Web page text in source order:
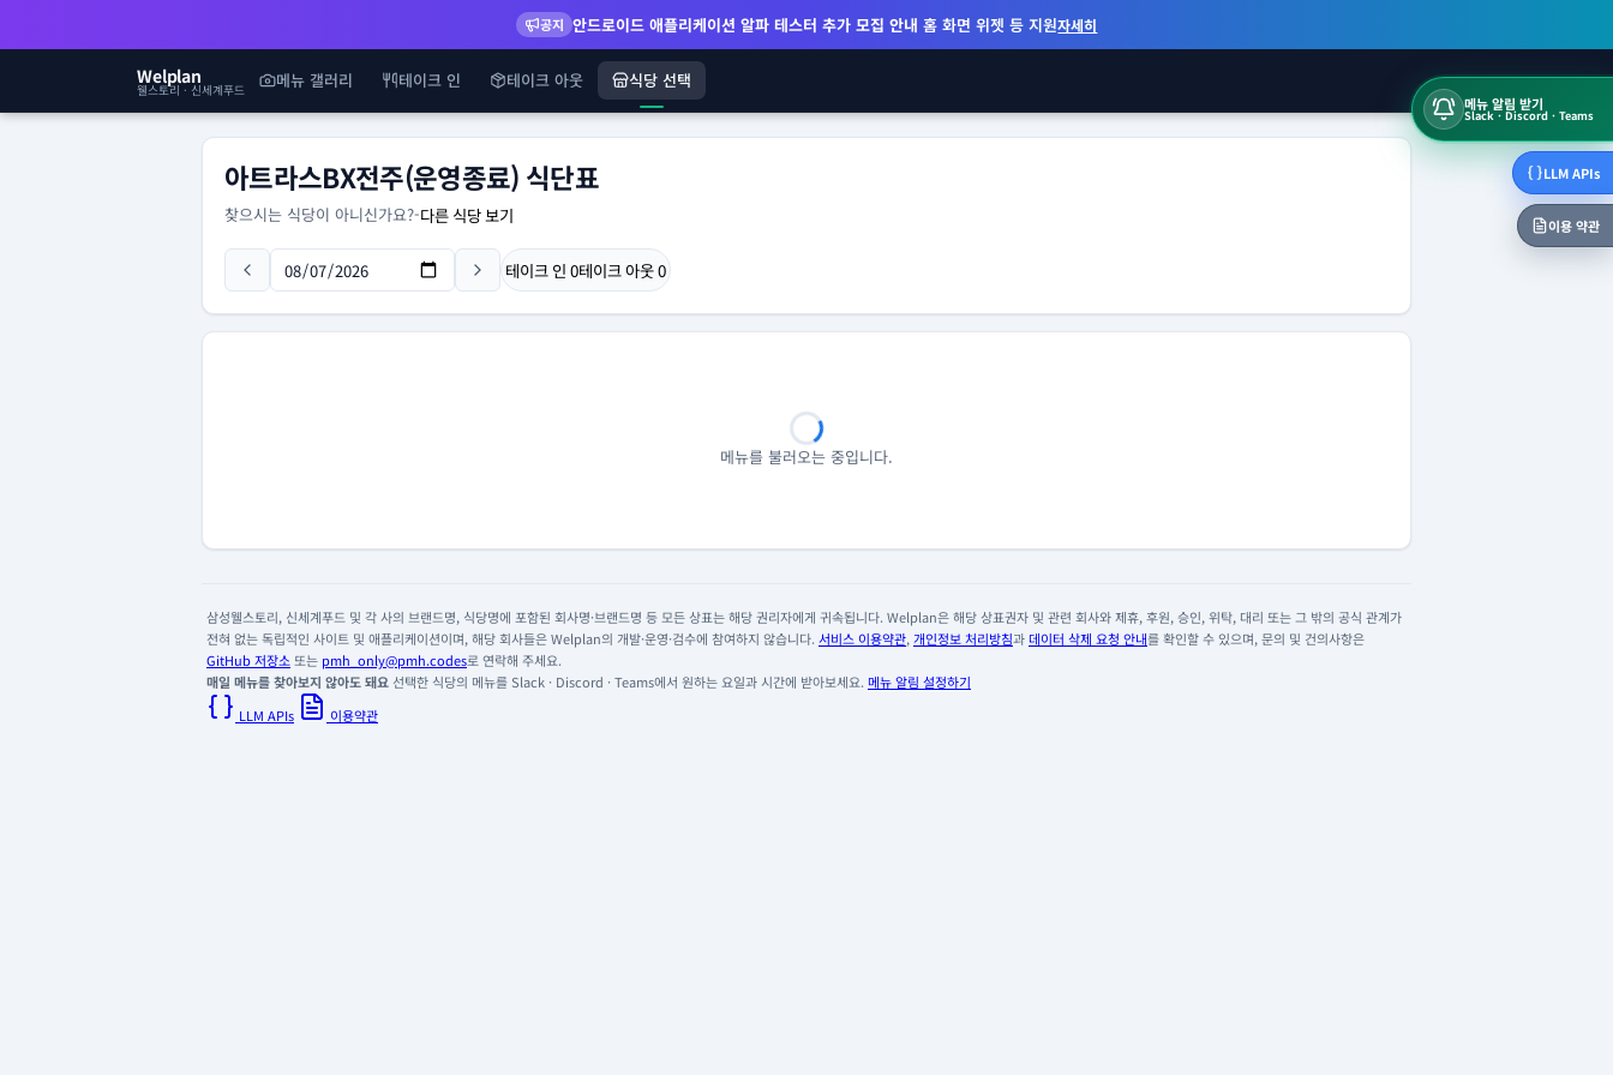
공지 안드로이드 애플리케이션 알파 테스터 추가 모집 안내 홈 화면 위젯 등 지원자세히
Welplan
웰스토리 · 신세계푸드 메뉴 갤러리 테이크 인 테이크 아웃 식당 선택
메뉴 알림 받기
Slack · Discord · Teams
LLM APIs
이용 약관
아트라스BX전주(운영종료) 식단표
찾으시는 식당이 아니신가요?-다른 식당 보기
테이크 인 0테이크 아웃0
메뉴를 불러오는 중입니다.
삼성웰스토리, 신세계푸드 및 각 사의 브랜드명, 식당명에 포함된 회사명·브랜드명 등 모든 상표는 해당 권리자에게 귀속됩니다. Welplan은 해당 상표권자 및 관련 회사와 제휴, 후원, 승인, 위탁, 대리 또는 그 밖의 공식 관계가
전혀 없는 독립적인 사이트 및 애플리케이션이며, 해당 회사들은 Welplan의 개발·운영·검수에 참여하지 않습니다. 서비스 이용약관, 개인정보 처리방침과데이터 삭제 요청 안내를 확인할 수 있으며, 문의 및 건의사항은
GitHub 저장소 또는 pmh_only@pmh.codes로 연락해 주세요.
매일 메뉴를 찾아보지 않아도 돼요선택한 식당의 메뉴를 Slack · Discord · Teams에서 원하는 요일과 시간에 받아보세요. 메뉴 알림 설정하기
LLM APIs
이용약관